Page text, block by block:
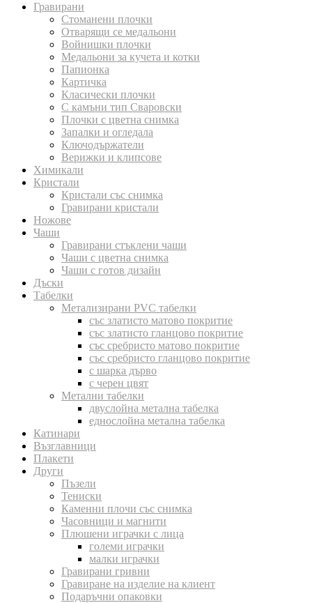
Гравирани
Стоманени плочки
Отварящи се медальони
Войнишки плочки
Медальони за кучета и котки
Папионка
Картичка
Класически плочки
С камъни тип Сваровски
Плочки с цветна снимка
Запалки и огледала
Ключодържатели
Верижки и клипсове
Химикали
Кристали
Кристали със снимка
Гравирани кристали
Ножове
Чаши
Гравирани стъклени чаши
Чаши с цветна снимка
Чаши с готов дизайн
Дъски
Табелки
Метализирани PVC табелки
със златисто матово покритие
със златисто гланцово покритие
със сребристо матово покритие
със сребристо гланцово покритие
с шарка дърво
с черен цвят
Метални табелки
двуслойна метална табелка
еднослойна метална табелка
Катинари
Възглавници
Плакети
Други
Пъзели
Тениски
Каменни плочи със снимка
Часовници и магнити
Плюшени играчки с лица
големи играчки
малки играчки
Гравирани гривни
Гравиране на изделие на клиент
Подаръчни опаковки